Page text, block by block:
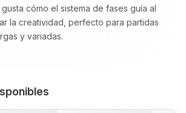
cómo el sistema de fases guía al
la creatividad, perfecto para partidas
y variadas.